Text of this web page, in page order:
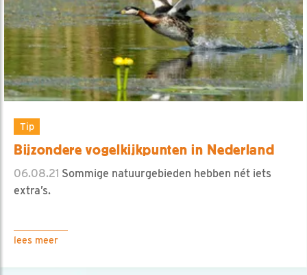
Tip
Bijzondere vogelkijkpunten in Nederland
06.08.21 Sommige natuurgebieden hebben nét iets
extra’s.
lees meer